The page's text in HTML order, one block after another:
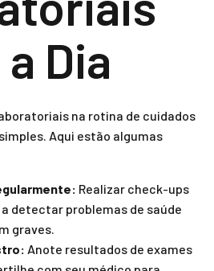
Dia
na rotina de cuidados
Aqui estão algumas
Realizar check-ups
detectar problemas de saúde
graves.
Anote resultados de exames